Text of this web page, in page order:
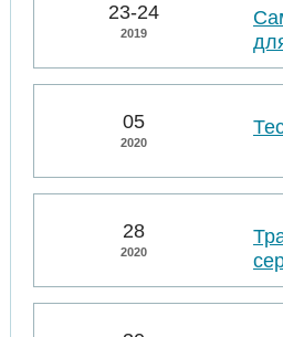
23-24
2019
05
2020
28
2020